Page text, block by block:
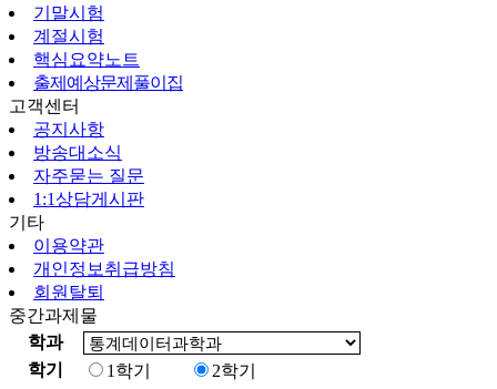
기말시험
계절시험
핵심요약노트
출제예상문제풀이집
고객센터
공지사항
방송대소식
자주묻는 질문
1:1상담게시판
기타
이용약관
개인정보취급방침
회원탈퇴
중간과제물
학과
학기
1학기 2학기